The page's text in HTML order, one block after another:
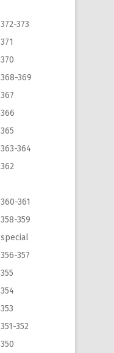
373
369
364
361
359
357
352